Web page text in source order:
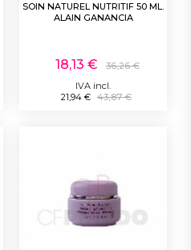
SOIN NATUREL NUTRITIF 50 ML.
ALAIN GANANCIA
18,13 €
36,26 €
IVA incl.
21,94 € 43,87 €